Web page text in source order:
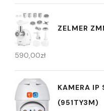
ZELMER
590,00zł
KAMERA IP
(951TY3M)